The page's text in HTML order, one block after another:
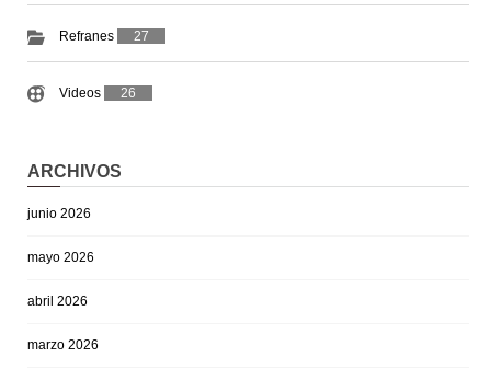
Refranes 27
Videos 26
ARCHIVOS
junio 2026
mayo 2026
abril 2026
marzo 2026